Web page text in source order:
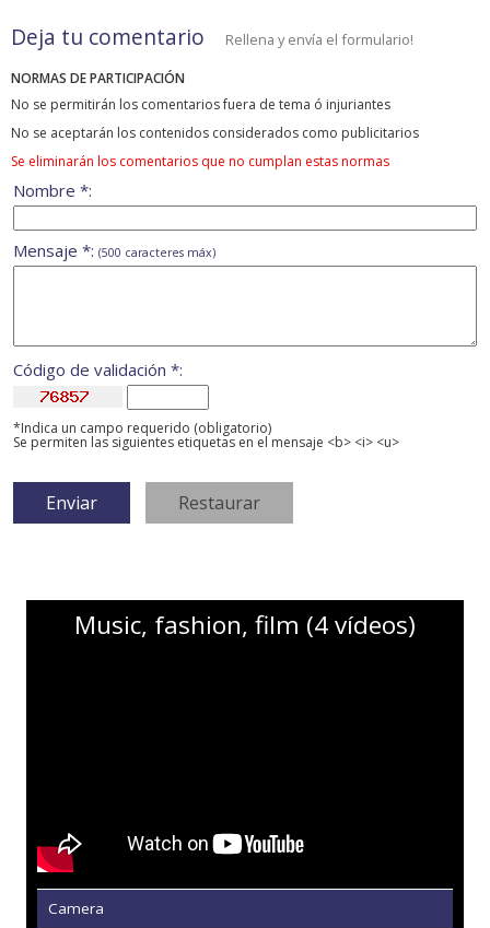
Deja tu comentario Rellena y envía el formulario!
NORMAS DE PARTICIPACIÓN
No se permitirán los comentarios fuera de tema ó injuriantes
No se aceptarán los contenidos considerados como publicitarios
Se eliminarán los comentarios que no cumplan estas normas
Nombre *:
Mensaje *: (500 caracteres máx)
Código de validación *:
*Indica un campo requerido (obligatorio)
Se permiten las siguientes etiquetas en el mensaje <b> <i> <u>
Music, fashion, film (4 vídeos)
Camera